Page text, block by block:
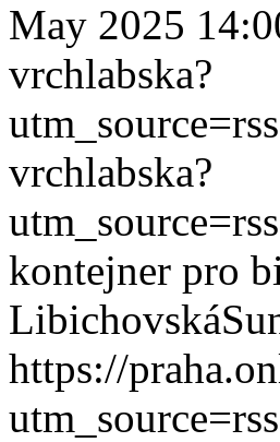
May 2025
vrchlabska?
vrchlabska?
kontejner pro
Libichovská
https://